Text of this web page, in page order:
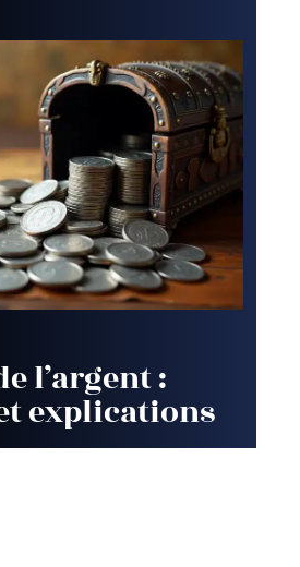
l’argent :
explications